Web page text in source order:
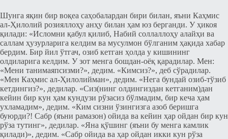
Шунга яқин бир воқеа саҳобалардан бири билан, яъни Каҳмис
ал-Ҳилолий розияллоҳу анҳу билан ҳам юз берганди. У ҳикоя
қилади: «Исломни қабул қилиб, Набий соллаллоҳу алайҳи ва
саллам ҳузурларига келдим ва мусулмон бўлганим ҳақида хабар
бердим. Бир йил ўтгач, озиб кетган ҳолда у кишининг
олдиларига келдим. У зот менга бошдан-оёқ қарадилар. Мен:
«Мени танимаяпсизми?», дедим. «Кимсиз?», деб сўрадилар.
«Мен Каҳмис ал-Ҳилолийман», дедим. «Нега бундай озиб-тўзиб
кетдингиз?», дедилар. «Сиз(нинг олдингиздан кетганим)дан
кейин бир кун ҳам кундузи рўзасиз бўлмадим, бир кеча ҳам
ухламадим», дедим. «Ким сизни ўзингизга азоб беришга
буюрди?! Сабр (яъни рамазон) ойида ва кейин ҳар ойдан бир кун
рўза тутинг», дедилар. «Яна қўшинг (яъни бу менга камлик
қилади)», дедим. «Сабр ойида ва ҳар ойдан икки кун рўза